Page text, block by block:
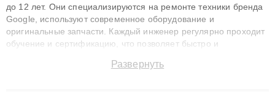
до 12 лет. Они специализируются на ремонте техники бренда
Google, используют современное оборудование и
оригинальные запчасти. Каждый инженер регулярно проходит
обучение и сертификацию, что позволяет быстро и
сохранением гарантии до 3 лет. Наши мастера решают
Развернуть